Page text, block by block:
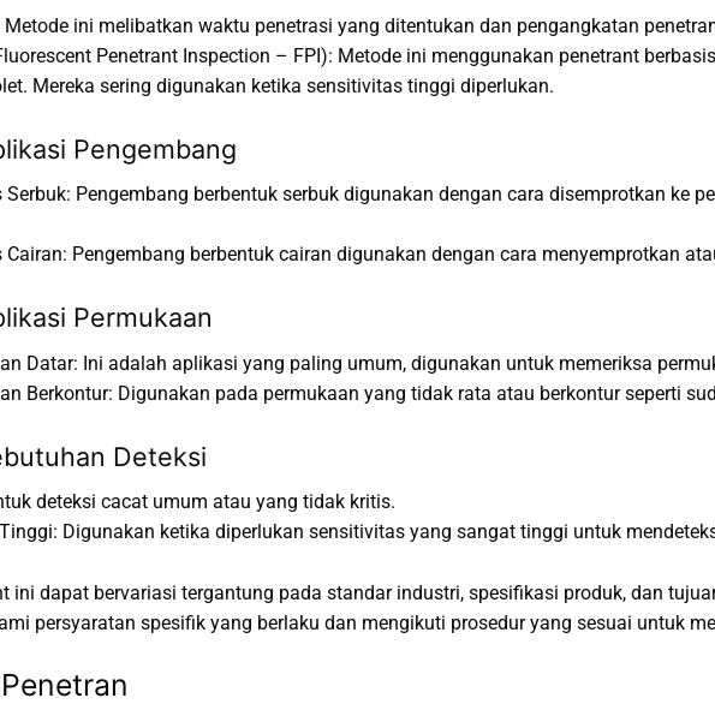
ini melibatkan waktu penetrasi yang ditentukan dan pengangkatan
Penetrant Inspection – FPI): Metode ini menggunakan penetrant
Mereka sering digunakan ketika sensitivitas tinggi diperlukan.
Pengembang
Serbuk: Pengembang berbentuk serbuk digunakan dengan cara disemprotkan ke
Cairan: Pengembang berbentuk cairan digunakan dengan cara menyemprotkan
Permukaan
Datar: Ini adalah aplikasi yang paling umum, digunakan untuk memeriksa
Berkontur: Digunakan pada permukaan yang tidak rata atau berkontur seperti
Deteksi
deteksi cacat umum atau yang tidak kritis.
Digunakan ketika diperlukan sensitivitas yang sangat tinggi untuk
ini dapat bervariasi tergantung pada standar industri, spesifikasi produk, dan
persyaratan spesifik yang berlaku dan mengikuti prosedur yang sesuai untuk